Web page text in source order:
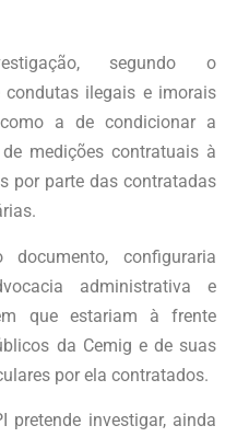
segundo o
condutas ilegais e imorais
a de condicionar a
medições contratuais à
por parte das contratadas
configuraria
administrativa e
que estariam à frente
da Cemig e de suas
por ela contratados.
pretende investigar, ainda